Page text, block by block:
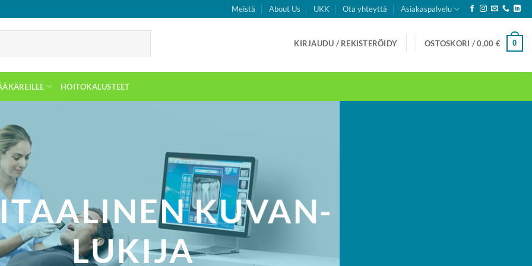
Meistä About Us UKK Ota yhteyttä Asiakaspalvelu
KIRJAUDU / REKISTERÖIDY OSTOSKORI /0,00 € 0
HOITOKALUSTEET
KUVAN­
LUKIJA